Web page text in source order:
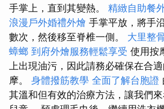
手掌上，直到其變熱。 精緻自助餐
浪漫戶外婚禮外燴 手掌平放，將手
數次，然後移至脊椎一側。 大里整
蟑螂 到府外燴服務輕鬆享受 使用按
上出現油污，因此請務必確保在合
摩。 身體撥筋教學 全面了解台胞證
其溫和但有效的治療方法，讓我們